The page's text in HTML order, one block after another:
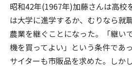
昭和42年(1967年)加藤さんは高校
は大学に進学するか、むりなら就
農業を継ぐことになった。「継い
機を買ってよい」という条件であ
サイターも市販品を求めた。しか